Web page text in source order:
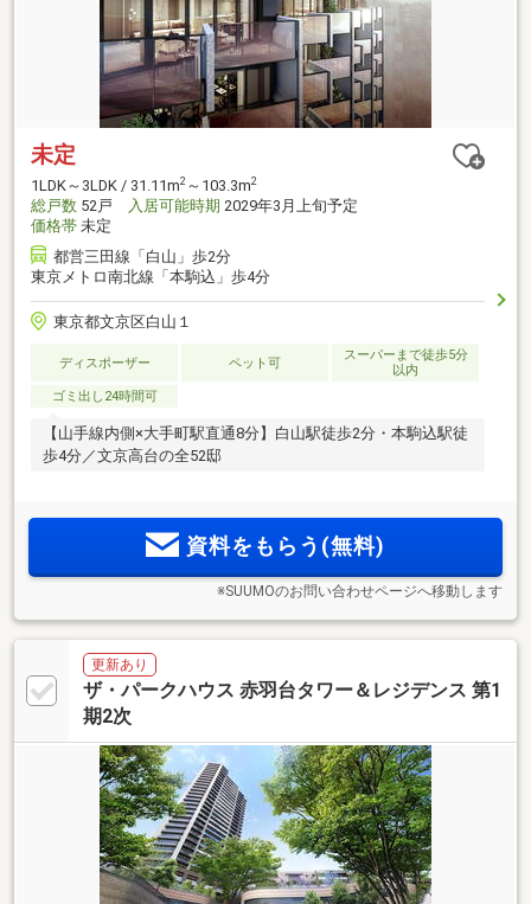
未定
1LDK～3LDK / 31.11m2 ～103.3m2
総戸数 52戸 入居可能時期 2029年3月上旬予定
価格帯 未定
都営三田線「白山」歩2分
東京メトロ南北線「本駒込」歩4分
東京都文京区白山１
ディスポーザー ペット可
スーパーまで徒歩5分
以内
ゴミ出し24時間可
【山手線内側×大手町駅直通8分】白山駅徒歩2分・本駒込駅徒
歩4分／文京高台の全52邸
資料をもらう(無料)
※SUUMOのお問い合わせページへ移動します
更新あり
ザ・パークハウス 赤羽台タワー＆レジデンス 第1
期2次